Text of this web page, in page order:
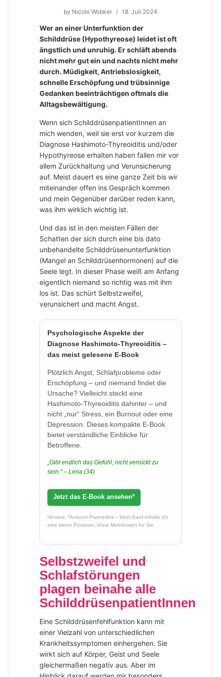
by Nicole Wobker / 18. Juli 2024
Wer an einer Unterfunktion der
Schilddrüse (Hypothyreose) leidet ist oft
ängstlich und unruhig. Er schläft abends
nicht mehr gut ein und nachts nicht mehr
durch. Müdigkeit, Antriebslosigkeit,
schnelle Erschöpfung und trübsinnige
Gedanken beeinträchtigen oftmals die
Alltagsbewältigung.
Wenn sich SchilddrüsenpatientInnen an
mich wenden, weil sie erst vor kurzem die
Diagnose Hashimoto-Thyreoiditis und/oder
Hypothyreose erhalten haben fallen mir vor
allem Zurückhaltung und Verunsicherung
auf. Meist dauert es eine ganze Zeit bis wir
miteinander offen ins Gespräch kommen
und mein Gegenüber darüber reden kann,
was ihm wirklich wichtig ist.
Und das ist in den meisten Fällen der
Schatten der sich durch eine bis dato
unbehandelte Schilddrüsenunterfunktion
(Mangel an Schilddrüsenhormonen) auf die
Seele legt. In dieser Phase weiß am Anfang
eigentlich niemand so richtig was mit ihm
los ist. Das schürt Selbstzweifel,
verunsichert und macht Angst.
Psychologische Aspekte der
Diagnose Hashimoto-Thyreoiditis –
das meist gelesene E-Book
Plötzlich Angst, Schlafprobleme oder
Erschöpfung – und niemand findet die
Ursache? Vielleicht steckt eine
Hashimoto-Thyreoiditis dahinter – und
nicht „nur“ Stress, ein Burnout oder eine
Depression. Dieses kompakte E-Book
bietet verständliche Einblicke für
Betroffene.
„Gibt endlich das Gefühl, nicht verrückt zu
sein.“ – Lena (34)
Jetzt das E-Book ansehen*
Hinweis: *Amazon-Partnerlink – beim Kauf erhalte ich
eine kleine Provision, ohne Mehrkosten für Sie.
Selbstzweifel und
Schlafstörungen
plagen beinahe alle
SchilddrüsenpatientInnen
Eine Schilddrüsenfehlfunktion kann mit
einer Vielzahl von unterschiedlichen
Krankheitssymptomen einhergehen. Sie
wirkt sich auf Körper, Geist und Seele
gleichermaßen negativ aus. Aber im